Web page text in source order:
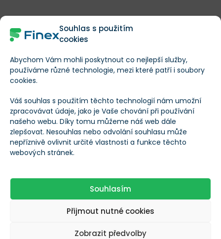
Souhlas s použitím
cookies
Abychom Vám mohli poskytnout co nejlepší služby,
používáme různé technologie, mezi které patří i soubory
cookies.
Váš souhlas s použitím těchto technologií nám umožní
zpracovávat údaje, jako je Vaše chování při používání
našeho webu. Díky tomu můžeme náš web dále
zlepšovat. Nesouhlas nebo odvolání souhlasu může
nepříznivě ovlivnit určité vlastnosti a funkce těchto
webových stránek.
Souhlasím
Přijmout nutné cookies
Zobrazit předvolby
Více informací o akciích TripAdvisor
(TRIP)
Název společnosti TripAdvisor
Ticker TRIP
Základní informace o společnosti
Adresa sídla
společnosti
--